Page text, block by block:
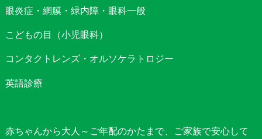
眼炎症・網膜・緑内障・眼科一般
こどもの目（小児眼科）
コンタクトレンズ・オルソケラトロジー
英語診療
赤ちゃんから大人～ご年配のかたまで、ご家族で安心して